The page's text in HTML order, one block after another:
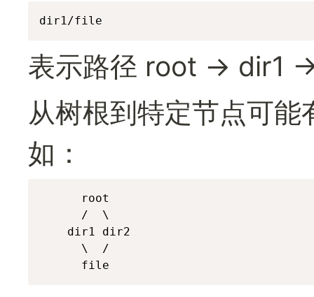
dir1/file
表示路径 root → dir1
从树根到特定节点可
如：
	  file